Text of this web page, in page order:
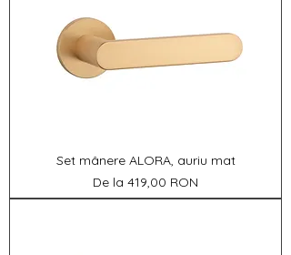
Set mânere ALORA, auriu mat
De la 419,00 RON
Preț redus